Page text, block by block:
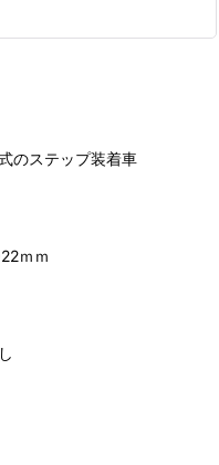
ステップ装着車
ｍｍ